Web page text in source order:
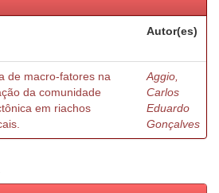
Autor(es)
de macro-fatores na
da comunidade
em riachos
Aggio,
Carlos
Eduardo
Gonçalves